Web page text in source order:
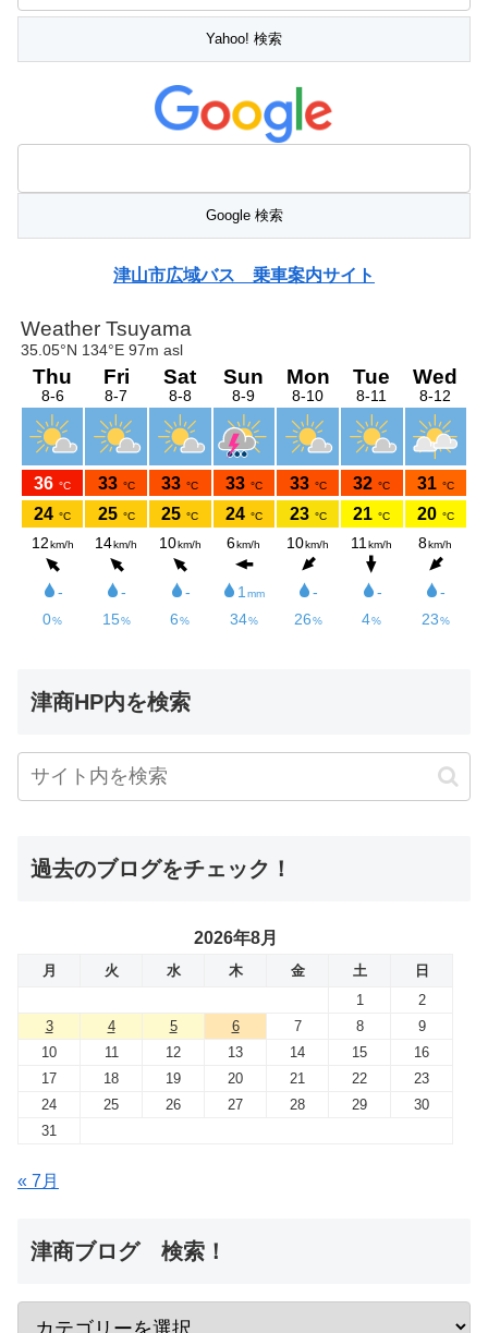
津山市広域バス 乗車案内サイト
津商HP内を検索
過去のブログをチェック！
2026年8月
月 火 水 木 金 土
日
1
2
3
4 5 6 7 8
9
10
11 12 13 14 15
16
17
18 19 20 21 22
23
24
25 26 27 28 29
30
31
« 7月
津商ブログ 検索！